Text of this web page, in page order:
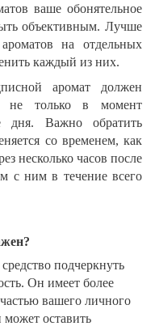
ваше обонятельное
объективным. Лучше
ароматов на отдельных
каждый из них.
аромат должен
не только в момент
Важно обратить
со временем, как
несколько часов после
с ним в течение всего
подчеркнуть
Он имеет более
вашего личного
оставить